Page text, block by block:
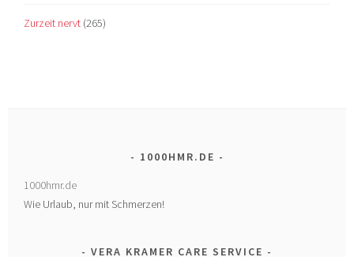
Zurzeit nervt (265)
1000HMR.DE
1000hmr.de
Wie Urlaub, nur mit Schmerzen!
VERA KRAMER CARE SERVICE